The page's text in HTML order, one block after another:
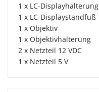
1 x LC-Displayhalterung
1 x LC-Displaystandfuß
1 x Objektiv
1 x Objektivhalterung
2 x Netzteil 12 VDC
1 x Netzteil 5 V